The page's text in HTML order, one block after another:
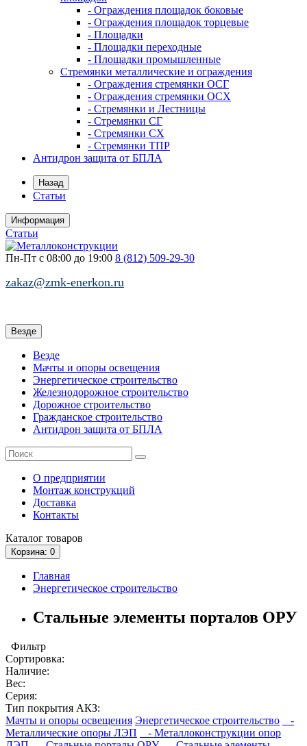
- Ограждения площадок боковые
- Ограждения площадок торцевые
- Площадки
- Площадки переходные
- Площадки промышленные
Стремянки металлические и ограждения
- Ограждения стремянки ОСГ
- Ограждения стремянки ОСХ
- Стремянки и Лестницы
- Стремянки СГ
- Стремянки СХ
- Стремянки ТПР
Антидрон защита от БПЛА
Назад
Статьи
Информация
Статьи
Пн-Пт с 08:00 до 19:00 8 (812) 509-29-30
zakaz@zmk-enerkon.ru
Везде
Везде
Мачты и опоры освещения
Энергетическое строительство
Железнодорожное строительство
Дорожное строительство
Гражданское строительство
Антидрон защита от БПЛА
О предприятии
Монтаж конструкций
Доставка
Контакты
Каталог товаров
Корзина: 0
Главная
Энергетическое строительство
Стальные элементы порталов ОРУ
Фильтр
Сортировка:
Наличие:
Вес:
Серия:
Тип покрытия АКЗ:
Мачты и опоры освещения Энергетическое строительство
-
Металлические опоры ЛЭП
- Металлоконструкции опор